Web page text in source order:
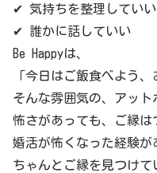
✔ 気持ちを整理していい
✔ 誰かに話していい
Be Happyは、
「今日はご飯食べよう、
そんな雰囲気の、アット
怖さがあっても、ご縁は
婚活が怖くなった経験が
ちゃんとご縁を見つけて